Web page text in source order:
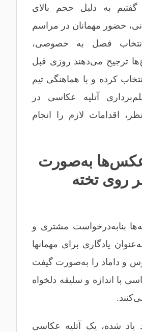
به دلیل حجم بالای
حضور مهمانان در مراسم
فصل به خصوصی،
ترجیح می‌دهند روزی قبل
کرده و با هماهنگی تیم
آتلیه عکاسی در
اقدامات لازم را انجام
به‌صورت
روی تخته
بنابه‌درخواست مشتری و
یادگاری برای مهمانها
و داماد را به‌صورت گیفت
با اندازه و سلیقه دلخواه
یاد شده، یک آتلیه عکاسی